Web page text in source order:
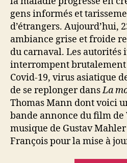
gens informés et
d’étrangers. Aujourd’hui,
ambiance grise et froide
du carnaval. Les autorités
interrompent brutalement
Covid-19, virus asiatique
de se replonger dansLa
Thomas Mann dont voici
bande annonce du film de
musique de Gustav
François pour la mise à